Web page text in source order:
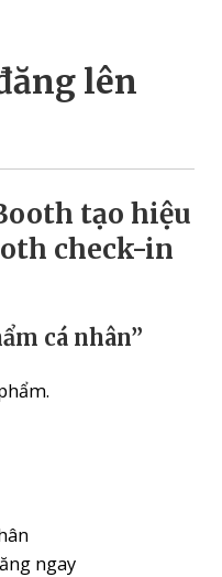
lên
tạo hiệu
check-in
cá nhân”
ngay